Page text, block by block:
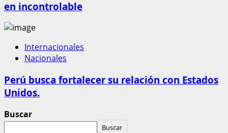
en incontrolable
Internacionales
Nacionales
Perú busca fortalecer su relación con Estados
Unidos.
Buscar
Buscar